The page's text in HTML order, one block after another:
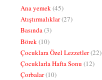
Ana yemek(45)
Atıştırmalıklar(27)
Basında(3)
Börek(10)
Çocuklara Özel Lezzetler(22)
Çocuklarla Hafta Sonu (12)
Çorbalar(10)